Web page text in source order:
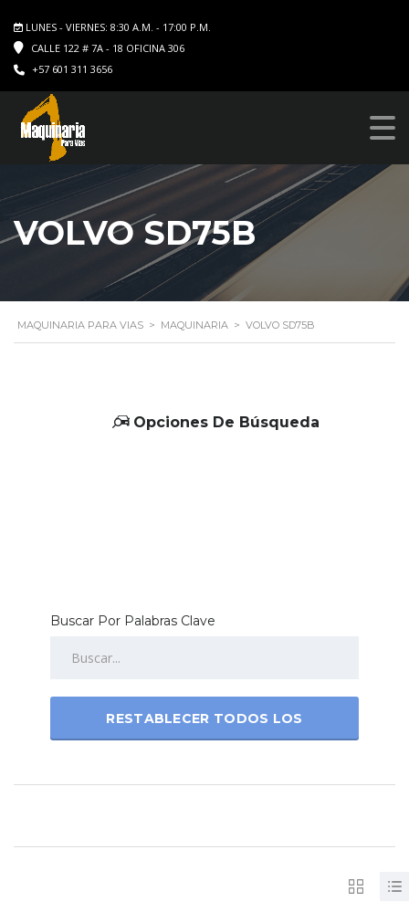
LUNES - VIERNES: 8:30 A.M. - 17:00 P.M.
CALLE 122 # 7A - 18 OFICINA 306
+57 601 311 3656
VOLVO SD75B
MAQUINARIA PARA VIAS > MAQUINARIA > VOLVO SD75B
Opciones De Búsqueda
Buscar Por Palabras Clave
RESTABLECER TODOS LOS